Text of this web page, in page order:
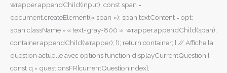
wrapper.appendChild(input); const span =
document.createElement(« span »); span.textContent = opt;
span.className = « text-gray-800 »; wrapper.appendChild(span);
container.appendChild(wrapper); }); return container; } // Affiche la
question actuelle avec options function displayCurrentQuestion {
const q = questionsFR[currentQuestionIndex];